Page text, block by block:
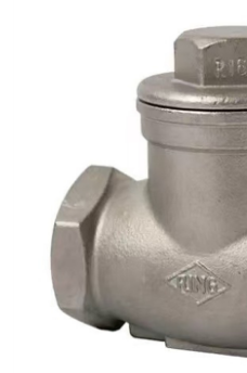
东光Y型过滤器
东光疏水阀
东光电动阀